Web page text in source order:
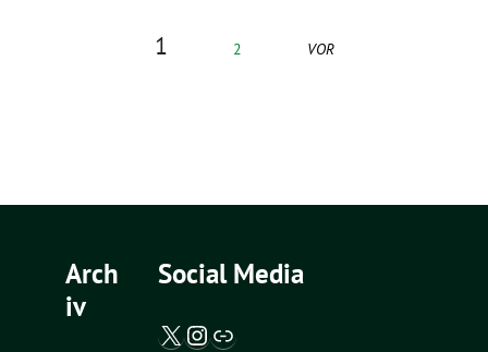
1 2 VOR
Arch
iv
Social Media
X / Twitter
Instagram
Abgeordnetenwatch